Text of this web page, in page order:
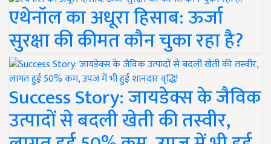
एथेनॉल का अधूरा हिसाब: ऊर्जा
सुरक्षा की कीमत कौन चुका रहा है?
Success Story: जायडेक्स के जैविक
उत्पादों से बदली खेती की तस्वीर,